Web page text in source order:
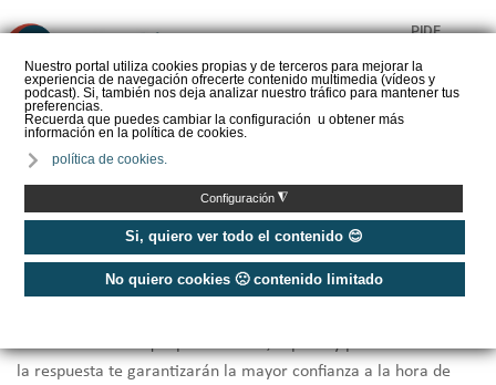
Nuestro portal utiliza cookies propias y de terceros para mejorar la
experiencia de navegación ofrecerte contenido multimedia (vídeos y
podcast). Si, también nos deja analizar nuestro tráfico para mantener tus
preferencias.
Recuerda que puedes cambiar la configuración u obtener más
información en la política de cookies.
política de cookies.
Configuración ◮
Si, quiero ver todo el contenido 😊
No quiero cookies 🙁 contenido limitado
PIDE
CALORYFRIO
Inicio
Instaladores Energía Solar Granada
¿Necesitas una instalación de Energía solar en Granada?
la respuesta te garantizarán la mayor confianza a la hora de